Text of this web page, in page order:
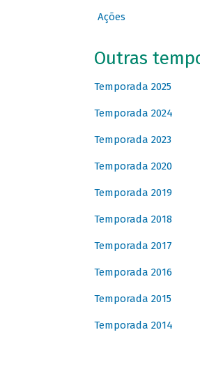
Ações
Outras
Temporada 2025
Temporada 2024
Temporada 2023
Temporada 2020
Temporada 2019
Temporada 2018
Temporada 2017
Temporada 2016
Temporada 2015
Temporada 2014